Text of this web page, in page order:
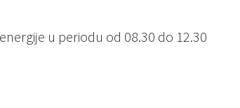
u periodu od 08.30 do 12.30